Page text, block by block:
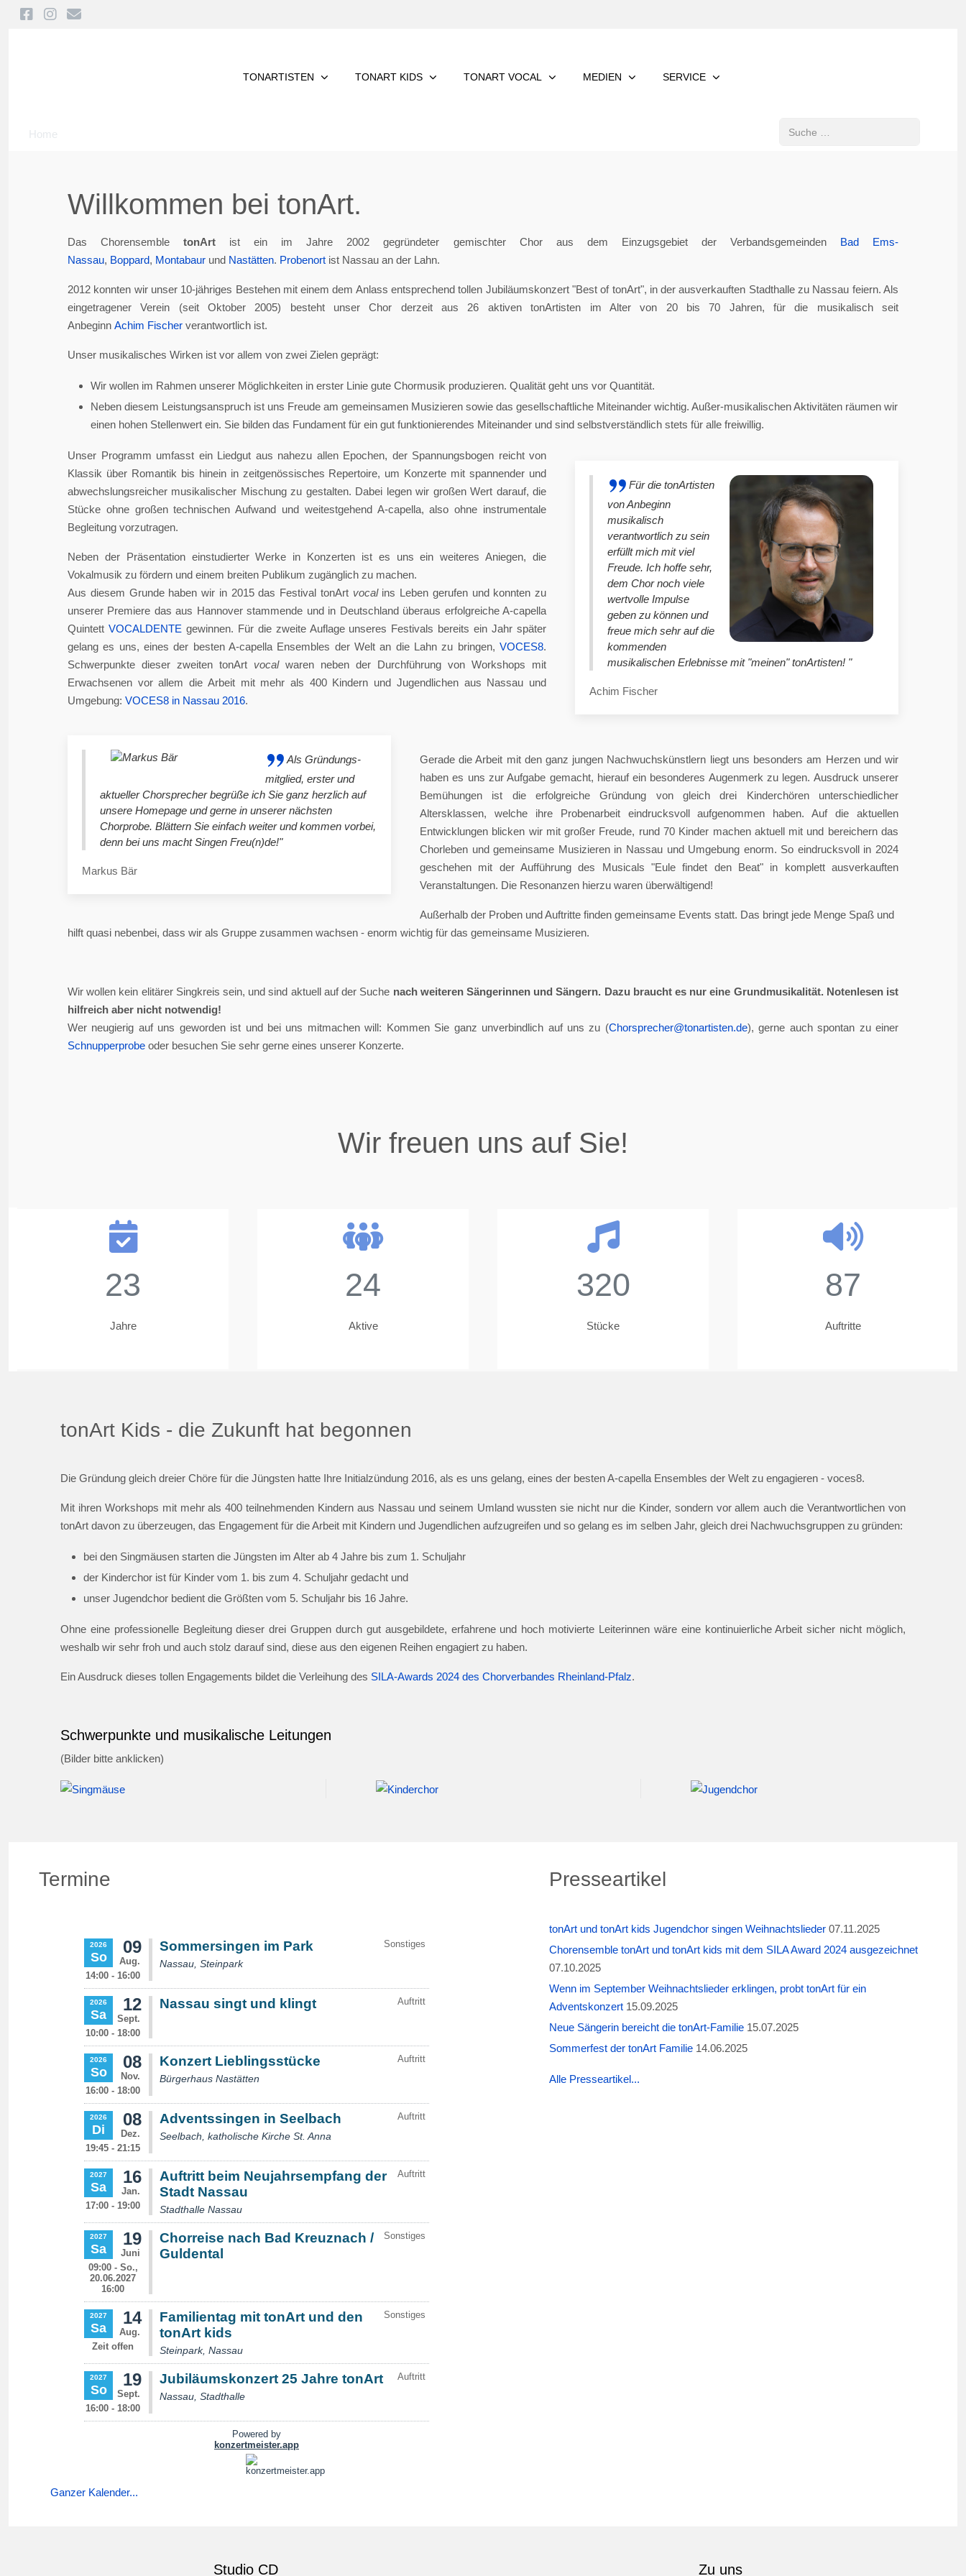
TONARTISTEN TONART KIDS TONART VOCAL MEDIEN SERVICE
Home
Suchen
Willkommen bei tonArt.
Das ChorensembletonArt ist ein im Jahre 2002 gegründeter gemischter Chor aus dem Einzugsgebiet der Verbandsgemeinden Bad Ems-
Nassau, Boppard, Montabaur und Nastätten. Probenort ist Nassau an der Lahn.
2012 konnten wir unser 10-jähriges Bestehen mit einem dem Anlass entsprechend tollen Jubiläumskonzert "Best of tonArt", in der ausverkauften Stadthalle zu Nassau feiern. Als
eingetragener Verein (seit Oktober 2005) besteht unser Chor derzeit aus 26 aktiven tonArtisten im Alter von 20 bis 70 Jahren, für die musikalisch seit
Anbeginn Achim Fischer verantwortlich ist.
Unser musikalisches Wirken ist vor allem von zwei Zielen geprägt:
Wir wollen im Rahmen unserer Möglichkeiten in erster Linie gute Chormusik produzieren. Qualität geht uns vor Quantität.
Neben diesem Leistungsanspruch ist uns Freude am gemeinsamen Musizieren sowie das gesellschaftliche Miteinander wichtig. Außer-musikalischen Aktivitäten räumen wir
einen hohen Stellenwert ein. Sie bilden das Fundament für ein gut funktionierendes Miteinander und sind selbstverständlich stets für alle freiwillig.
Für die tonArtisten
von Anbeginn
musikalisch
verantwortlich zu sein
erfüllt mich mit viel
Freude. Ich hoffe sehr,
dem Chor noch viele
wertvolle Impulse
geben zu können und
freue mich sehr auf die
kommenden
musikalischen Erlebnisse mit "meinen" tonArtisten! "
Achim Fischer
Unser Programm umfasst ein Liedgut aus nahezu allen Epochen, der Spannungsbogen reicht von
Klassik über Romantik bis hinein in zeitgenössisches Repertoire, um Konzerte mit spannender und
abwechslungsreicher musikalischer Mischung zu gestalten. Dabei legen wir großen Wert darauf, die
Stücke ohne großen technischen Aufwand und weitestgehend A-capella, also ohne instrumentale
Begleitung vorzutragen.
Neben der Präsentation einstudierter Werke in Konzerten ist es uns ein weiteres Aniegen, die
Vokalmusik zu fördern und einem breiten Publikum zugänglich zu machen.
Aus diesem Grunde haben wir in 2015 das Festival tonArt vocal ins Leben gerufen und konnten zu
unserer Premiere das aus Hannover stammende und in Deutschland überaus erfolgreiche A-capella
Quintett VOCALDENTE gewinnen. Für die zweite Auflage unseres Festivals bereits ein Jahr später
gelang es uns, eines der besten A-capella Ensembles der Welt an die Lahn zu bringen, VOCES8.
Schwerpunkte dieser zweiten tonArt vocalwaren neben der Durchführung von Workshops mit
Erwachsenen vor allem die Arbeit mit mehr als 400 Kindern und Jugendlichen aus Nassau und
Umgebung: VOCES8 in Nassau 2016.
Als Gründungs-
mitglied, erster und
aktueller Chorsprecher begrüße ich Sie ganz herzlich auf
unsere Homepage und gerne in unserer nächsten
Chorprobe. Blättern Sie einfach weiter und kommen vorbei,
denn bei uns macht Singen Freu(n)de!"
Markus Bär
Gerade die Arbeit mit den ganz jungen Nachwuchskünstlern liegt uns besonders am Herzen und wir
haben es uns zur Aufgabe gemacht, hierauf ein besonderes Augenmerk zu legen. Ausdruck unserer
Bemühungen ist die erfolgreiche Gründung von gleich drei Kinderchören unterschiedlicher
Altersklassen, welche ihre Probenarbeit eindrucksvoll aufgenommen haben. Auf die aktuellen
Entwicklungen blicken wir mit großer Freude, rund 70 Kinder machen aktuell mit und bereichern das
Chorleben und gemeinsame Musizieren in Nassau und Umgebung enorm. So eindrucksvoll in 2024
geschehen mit der Aufführung des Musicals "Eule findet den Beat" in komplett ausverkauften
Veranstaltungen. Die Resonanzen hierzu waren überwältigend!
Außerhalb der Proben und Auftritte finden gemeinsame Events statt. Das bringt jede Menge Spaß und
hilft quasi nebenbei, dass wir als Gruppe zusammen wachsen - enorm wichtig für das gemeinsame Musizieren.
Wir wollen kein elitärer Singkreis sein, und sind aktuell auf der Suche nach weiteren Sängerinnen und Sängern. Dazu braucht es nur eine Grundmusikalität. Notenlesen ist
hilfreich aber nicht notwendig!
Wer neugierig auf uns geworden ist und bei uns mitmachen will: Kommen Sie ganz unverbindlich auf uns zu (Chorsprecher@tonartisten.de), gerne auch spontan zu einer
Schnupperprobe oder besuchen Sie sehr gerne eines unserer Konzerte.
Wir freuen uns auf Sie!
23
Jahre
24
Aktive
320
Stücke
87
Auftritte
tonArt Kids - die Zukunft hat begonnen
Die Gründung gleich dreier Chöre für die Jüngsten hatte Ihre Initialzündung 2016, als es uns gelang, eines der besten A-capella Ensembles der Welt zu engagieren - voces8.
Mit ihren Workshops mit mehr als 400 teilnehmenden Kindern aus Nassau und seinem Umland wussten sie nicht nur die Kinder, sondern vor allem auch die Verantwortlichen von
tonArt davon zu überzeugen, das Engagement für die Arbeit mit Kindern und Jugendlichen aufzugreifen und so gelang es im selben Jahr, gleich drei Nachwuchsgruppen zu gründen:
bei den Singmäusen starten die Jüngsten im Alter ab 4 Jahre bis zum 1. Schuljahr
der Kinderchor ist für Kinder vom 1. bis zum 4. Schuljahr gedacht und
unser Jugendchor bedient die Größten vom 5. Schuljahr bis 16 Jahre.
Ohne eine professionelle Begleitung dieser drei Gruppen durch gut ausgebildete, erfahrene und hoch motivierte Leiterinnen wäre eine kontinuierliche Arbeit sicher nicht möglich,
weshalb wir sehr froh und auch stolz darauf sind, diese aus den eigenen Reihen engagiert zu haben.
Ein Ausdruck dieses tollen Engagements bildet die Verleihung des SILA-Awards 2024 des Chorverbandes Rheinland-Pfalz.
Schwerpunkte und musikalische Leitungen
(Bilder bitte anklicken)
Termine
Ganzer Kalender...
Presseartikel
tonArt und tonArt kids Jugendchor singen Weihnachtslieder 07.11.2025
Chorensemble tonArt und tonArt kids mit dem SILA Award 2024 ausgezeichnet
07.10.2025
Wenn im September Weihnachtslieder erklingen, probt tonArt für ein
Adventskonzert 15.09.2025
Neue Sängerin bereicht die tonArt-Familie 15.07.2025
Sommerfest der tonArt Familie 14.06.2025
Alle Presseartikel...
Studio CD Zu uns